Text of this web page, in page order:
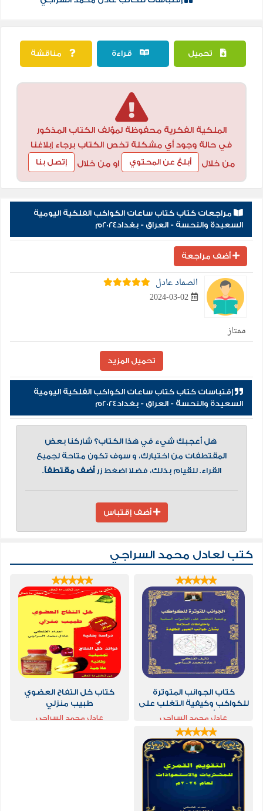
تحميل قراءة مناقشة
الملكية الفكرية محفوظة لمؤلف الكتاب المذكور
في حالة وجود أي مشكلة تخص الكتاب برجاء إبلاغنا
من خلال
أبلغ عن المحتوي او من خلال إتصل بنا
مراجعات كتاب كتاب ساعات الكواكب الفلكية اليومية
السعيدة والنحسة - العراق - بغداد2024م
أضف مراجعة
الصماد عادل
ممتاز
تحميل المزيد
إقتباسات كتاب كتاب ساعات الكواكب الفلكية اليومية
السعيدة والنحسة - العراق - بغداد2024م
هل أعجبك شيء في هذا الكتاب؟ شاركنا بعض
المقتطفات من اختيارك، و سوف تكون متاحة لجميع
القراء. للقيام بذلك، فضلا اضغط زرأضف مقتطفاً.
أضف إقتباس
كتب لعادل محمد السراجي
كتاب الجوانب المتوترة
للكواكب وكيفية التغلب على
التأثيرات السلبية
عادل محمد السراجي
كتاب خل التفاح العضوي
طبيب منزلي
عادل محمد السراجي